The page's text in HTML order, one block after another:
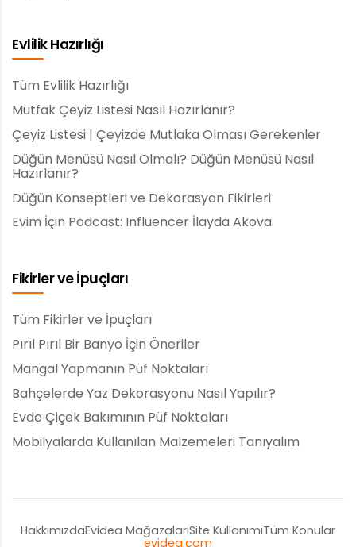
Evlilik Hazırlığı
Tüm Evlilik Hazırlığı
Mutfak Çeyiz Listesi Nasıl Hazırlanır?
Çeyiz Listesi | Çeyizde Mutlaka Olması Gerekenler
Düğün Menüsü Nasıl Olmalı? Düğün Menüsü Nasıl
Hazırlanır?
Düğün Konseptleri ve Dekorasyon Fikirleri
Evim İçin Podcast: Influencer İlayda Akova
Fikirler ve İpuçları
Tüm Fikirler ve İpuçları
Pırıl Pırıl Bir Banyo İçin Öneriler
Mangal Yapmanın Püf Noktaları
Bahçelerde Yaz Dekorasyonu Nasıl Yapılır?
Evde Çiçek Bakımının Püf Noktaları
Mobilyalarda Kullanılan Malzemeleri Tanıyalım
HakkımızdaEvidea MağazalarıSite KullanımıTüm Konular
evidea.com